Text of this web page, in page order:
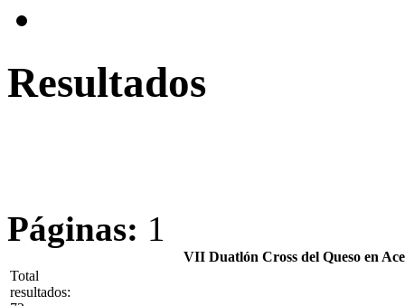
Resultados
Páginas: 1
VII Duatlón Cross del Queso en
Total
resultados: